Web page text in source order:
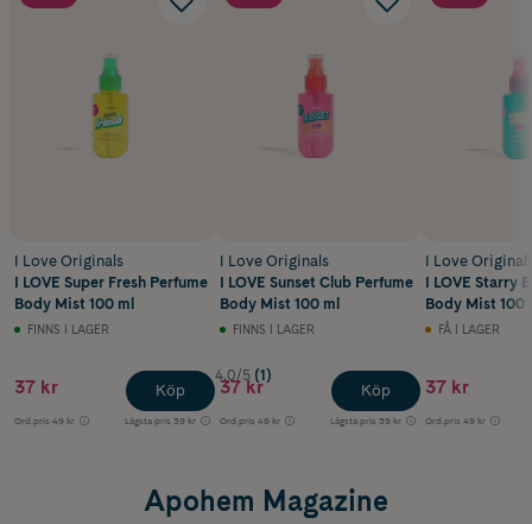
I Love Originals
I LOVE Super Fresh Perfume
Body Mist 100 ml
FINNS I LAGER
37 kr
Ord.pris 49 kr Lägsta pris 39 kr
Köp
I Love Originals
I LOVE Sunset Club Perfume
Body Mist 100 ml
FINNS I LAGER
4.0/5 (1)
37 kr
Ord.pris 49 kr Lägsta pris 39 kr
Köp
I Love
I LOVE Starry
Body Mist 100
FÅ I LAGER
37 kr
Ord.pris 49 kr
Apohem Magazine